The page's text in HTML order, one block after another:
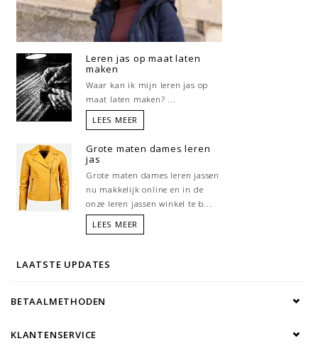
Leren jas op maat laten
maken
Waar kan ik mijn leren jas op
maat laten maken? ...
LEES MEER
Grote maten dames leren
jas
Grote maten dames leren jassen
nu makkelijk online en in de
onze leren jassen winkel te b...
LEES MEER
LAATSTE UPDATES
BETAALMETHODEN
KLANTENSERVICE